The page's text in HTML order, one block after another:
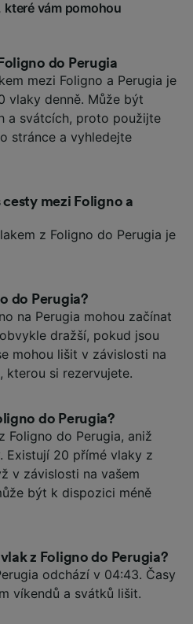
vám pomohou
do Perugia
mezi Foligno a Perugia je
vlaky denně. Může být
a svátcích, proto použijte
stránce a vyhledejte
mezi Foligno a
z Foligno do Perugia je
do Perugia?
na Perugia mohou začínat
dražší, pokud jsou
mohou lišit v závislosti na
kterou si rezervujete.
do Perugia?
Foligno do Perugia, aniž
Existují 20 přímé vlaky z
v závislosti na vašem
být k dispozici méně
z Foligno do Perugia?
odchází v 04:43. Časy
víkendů a svátků lišit.